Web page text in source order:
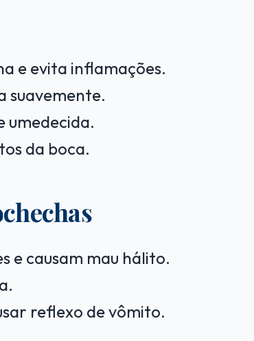
e evita inflamações.
suavemente.
umedecida.
da boca.
e causam mau hálito.
reflexo de vômito.